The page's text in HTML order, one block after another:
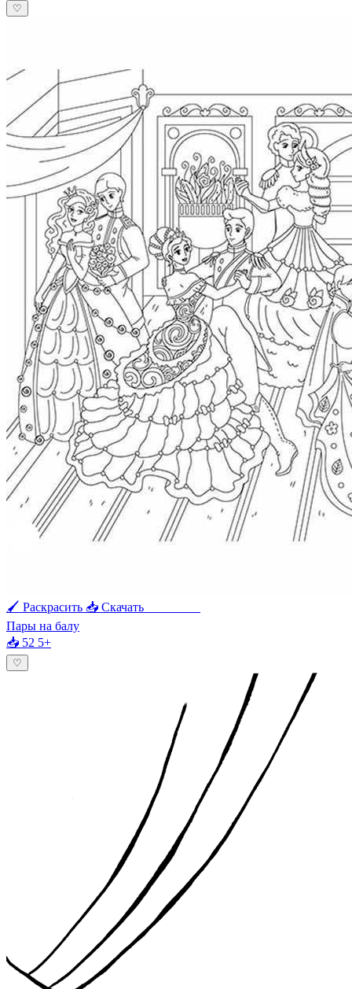
♡
🖌 Раскрасить 📥 Скачать
Пары на балу
📥 52 5+
♡